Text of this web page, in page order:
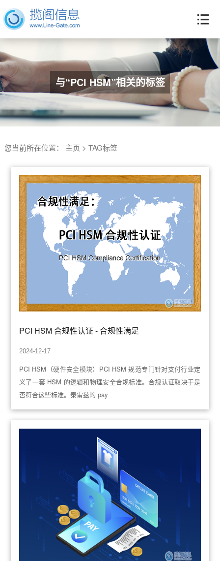
与“PCI HSM”相关的标签
您当前所在位置： 主页 > TAG标签
PCI HSM 合规性认证 - 合规性满足
2024-12-17
PCI HSM（硬件安全模块）PCI HSM 规范专门针对支付行业定
义了一套 HSM 的逻辑和物理安全合规标准。合规认证取决于是
否符合这些标准。泰雷兹的 pay